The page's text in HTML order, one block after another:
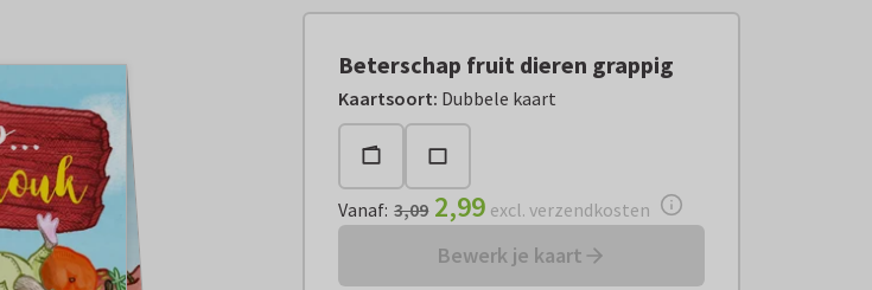
Beterschap fruit dieren grappig
Kaartsoort: Dubbele kaart
Vanaf:€ 2,99 excl. verzendkosten
Vanaf: 3,09 2,99 excl. verzendkosten
Bewerk je kaart